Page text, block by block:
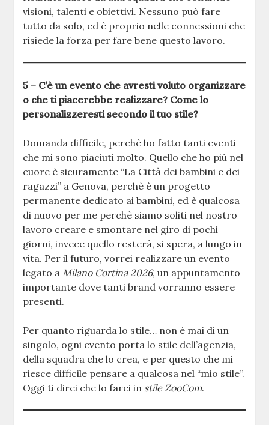
visioni, talenti e obiettivi. Nessuno può fare
tutto da solo, ed è proprio nelle connessioni che
risiede la forza per fare bene questo lavoro.
5 – C’è un evento che avresti voluto organizzare
o che ti piacerebbe realizzare? Come lo
personalizzeresti secondo il tuo stile?
Domanda difficile, perchè ho fatto tanti eventi
che mi sono piaciuti molto. Quello che ho più nel
cuore è sicuramente “La Città dei bambini e dei
ragazzi” a Genova, perchè è un progetto
permanente dedicato ai bambini, ed è qualcosa
di nuovo per me perchè siamo soliti nel nostro
lavoro creare e smontare nel giro di pochi
giorni, invece quello resterà, si spera, a lungo in
vita. Per il futuro, vorrei realizzare un evento
legato aMilano Cortina 2026, un appuntamento
importante dove tanti brand vorranno essere
presenti.
Per quanto riguarda lo stile… non è mai di un
singolo, ogni evento porta lo stile dell’agenzia,
della squadra che lo crea, e per questo che mi
riesce difficile pensare a qualcosa nel “mio stile”.
Oggi ti direi che lo farei in stile ZooCom.